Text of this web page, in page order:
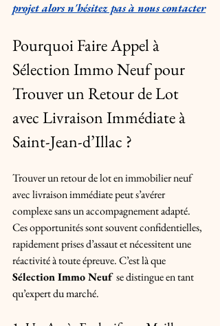
projet alors n'hésitez pas à nous contacter
Pourquoi Faire Appel à
Sélection Immo Neuf pour
Trouver un Retour de Lot
avec Livraison Immédiate à
Saint-Jean-d’Illac ?
Trouver un retour de lot en immobilier neuf
avec livraison immédiate peut s’avérer
complexe sans un accompagnement adapté.
Ces opportunités sont souvent confidentielles,
rapidement prises d’assaut et nécessitent une
réactivité à toute épreuve. C’est là que
Sélection Immo Neuf se distingue en tant
qu’expert du marché.